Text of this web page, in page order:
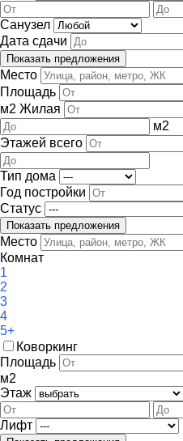
Санузел
Дата сдачи
Место
Площадь
м2 Жилая
м2
Этажей всего
Тип дома
Год постройки
Статус
Место
Комнат
1
2
3
4
5+
Коворкинг
Площадь
м2
Этаж
Лифт